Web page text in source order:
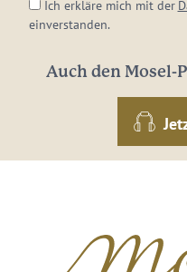
Ich erkläre mich mit der
einverstanden.
Auch den Mosel-